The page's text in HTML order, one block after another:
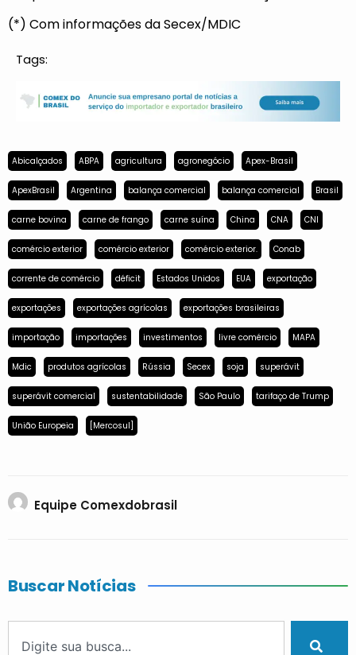
(*) Com informações da Secex/MDIC
Tags:
Abicalçados ABPA agricultura agronegócio Apex-Brasil
ApexBrasil Argentina balança comercial balança comercial Brasil
carne bovina carne de frango carne suína China CNA CNI
comércio exterior comércio exterior comércio exterior. Conab
corrente de comércio déficit Estados Unidos EUA exportação
exportações exportações agrícolas exportações brasileiras
importação importações investimentos livre comércio MAPA
Mdic produtos agrícolas Rússia Secex soja superávit
superávit comercial sustentabilidade São Paulo tarifaço de Trump
União Europeia [Mercosul]
Equipe Comexdobrasil
Buscar Notícias